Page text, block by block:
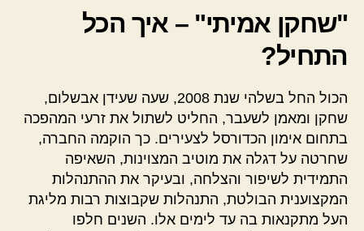
"שחקן אמיתי" – איך הכל
התחיל?
הכול החל בשלהי שנת 2008, שעה שעידן אבשלום,
שחקן ומאמן לשעבר, החליט לשתול את זרעי המהפכה
בתחום אימון הכדורסל לצעירים. כך הוקמה החברה,
שחרטה על דגלה את מוטיב המצוינות, השאיפה
התמידית לשיפור והצלחה, ובעיקר את ההתנהלות
המקצוענית הבולטת, התנהלות שקבוצות רבות מליגת
העל מתקנאות בה עד לימים אלו. השנים חלפו